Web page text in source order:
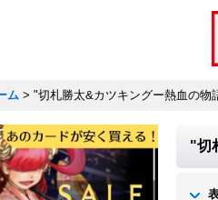
ム > "切札勝太&カツキングー熱血の物
"切